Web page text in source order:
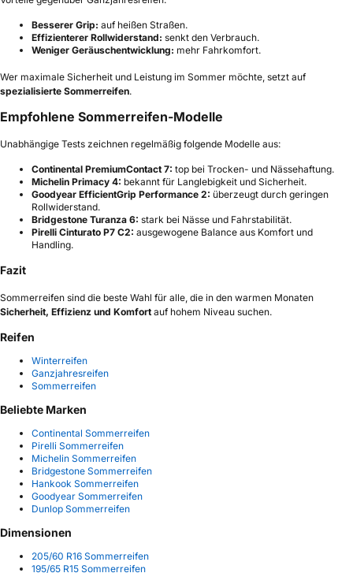
Besserer Grip: auf heißen Straßen.
Effizienterer Rollwiderstand: senkt den Verbrauch.
Weniger Geräuschentwicklung: mehr Fahrkomfort.
Wer maximale Sicherheit und Leistung im Sommer möchte, setzt auf
spezialisierte Sommerreifen.
Empfohlene Sommerreifen-Modelle
Unabhängige Tests zeichnen regelmäßig folgende Modelle aus:
Continental PremiumContact 7: top bei Trocken- und Nässehaftung.
Michelin Primacy 4: bekannt für Langlebigkeit und Sicherheit.
Goodyear EfficientGrip Performance 2: überzeugt durch geringen
Rollwiderstand.
Bridgestone Turanza 6: stark bei Nässe und Fahrstabilität.
Pirelli Cinturato P7 C2: ausgewogene Balance aus Komfort und
Handling.
Fazit
Sommerreifen sind die beste Wahl für alle, die in den warmen Monaten
Sicherheit, Effizienz und Komfort auf hohem Niveau suchen.
Reifen
Winterreifen
Ganzjahresreifen
Sommerreifen
Beliebte Marken
Continental Sommerreifen
Pirelli Sommerreifen
Michelin Sommerreifen
Bridgestone Sommerreifen
Hankook Sommerreifen
Goodyear Sommerreifen
Dunlop Sommerreifen
Dimensionen
205/60 R16 Sommerreifen
195/65 R15 Sommerreifen